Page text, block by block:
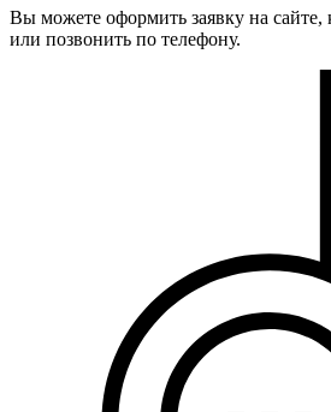
Вы можете оформить заявку на сайте,
или позвонить по телефону.